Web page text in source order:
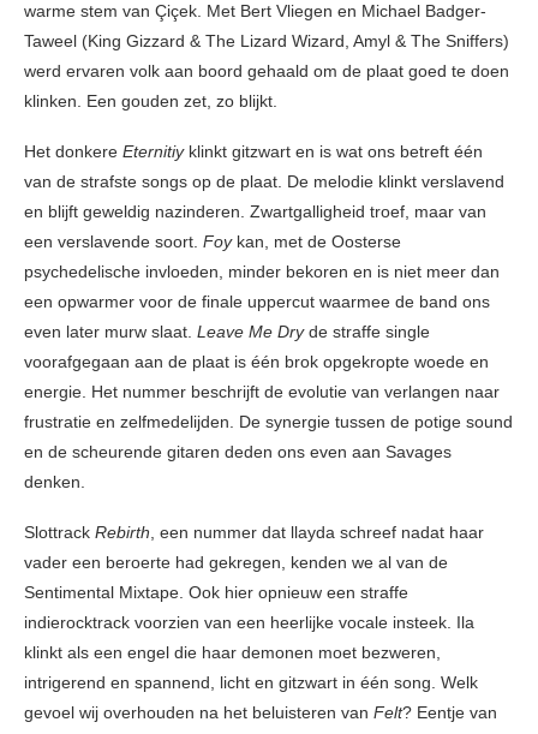
warme stem van Çiçek. Met Bert Vliegen en Michael Badger-
Taweel (King Gizzard & The Lizard Wizard, Amyl & The Sniffers)
werd ervaren volk aan boord gehaald om de plaat goed te doen
klinken. Een gouden zet, zo blijkt.
Het donkere Eternitiy klinkt gitzwart en is wat ons betreft één
van de strafste songs op de plaat. De melodie klinkt verslavend
en blijft geweldig nazinderen. Zwartgalligheid troef, maar van
een verslavende soort. Foy kan, met de Oosterse
psychedelische invloeden, minder bekoren en is niet meer dan
een opwarmer voor de finale uppercut waarmee de band ons
even later murw slaat. Leave Me Dryde straffe single
voorafgegaan aan de plaat is één brok opgekropte woede en
energie. Het nummer beschrijft de evolutie van verlangen naar
frustratie en zelfmedelijden. De synergie tussen de potige sound
en de scheurende gitaren deden ons even aan Savages
denken.
Slottrack Rebirth, een nummer dat llayda schreef nadat haar
vader een beroerte had gekregen, kenden we al van de
Sentimental Mixtape. Ook hier opnieuw een straffe
indierocktrack voorzien van een heerlijke vocale insteek. Ila
klinkt als een engel die haar demonen moet bezweren,
intrigerend en spannend, licht en gitzwart in één song. Welk
gevoel wij overhouden na het beluisteren van Felt? Eentje van